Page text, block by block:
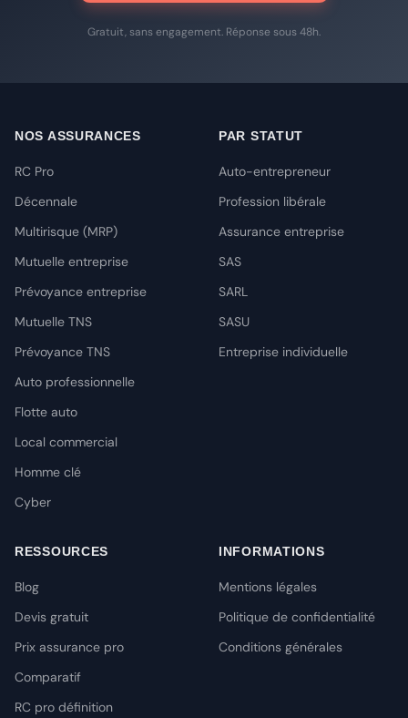
Gratuit, sans engagement. Réponse sous 48h.
NOS ASSURANCES
RC Pro
Décennale
Multirisque (MRP)
Mutuelle entreprise
Prévoyance entreprise
Mutuelle TNS
Prévoyance TNS
Auto professionnelle
Flotte auto
Local commercial
Homme clé
Cyber
PAR STATUT
Auto-entrepreneur
Profession libérale
Assurance entreprise
SAS
SARL
SASU
Entreprise individuelle
RESSOURCES
Blog
Devis gratuit
Prix assurance pro
Comparatif
RC pro définition
INFORMATIONS
Mentions légales
Politique de confidentialité
Conditions générales